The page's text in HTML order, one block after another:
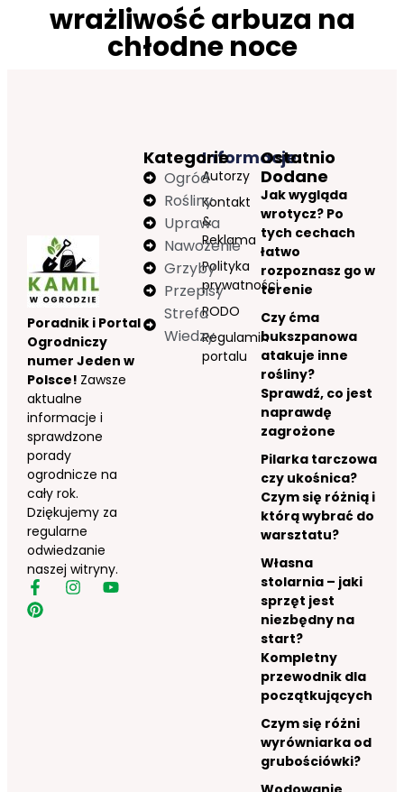
wrażliwość arbuza na
chłodne noce
Poradnik i Portal
Ogrodniczy
numer Jeden w
Polsce! Zawsze
aktualne
informacje i
sprawdzone
porady
ogrodnicze na
cały rok.
Dziękujemy za
regularne
odwiedzanie
naszej witryny.
Informacje
Autorzy
Kontakt
&
Reklama
Polityka
prywatności
RODO
Regulamin
portalu
Kategorie
Ogród
Rośliny
Uprawa
Nawożenie
Grzyby
Przepisy
Strefa
Wiedzy
Ostatnio
Dodane
Jak wygląda
wrotycz? Po
tych cechach
łatwo
rozpoznasz go w
terenie
Czy ćma
bukszpanowa
atakuje inne
rośliny?
Sprawdź, co jest
naprawdę
zagrożone
Pilarka tarczowa
czy ukośnica?
Czym się różnią i
którą wybrać do
warsztatu?
Własna
stolarnia – jaki
sprzęt jest
niezbędny na
start?
Kompletny
przewodnik dla
początkujących
Czym się różni
wyrówniarka od
grubościówki?